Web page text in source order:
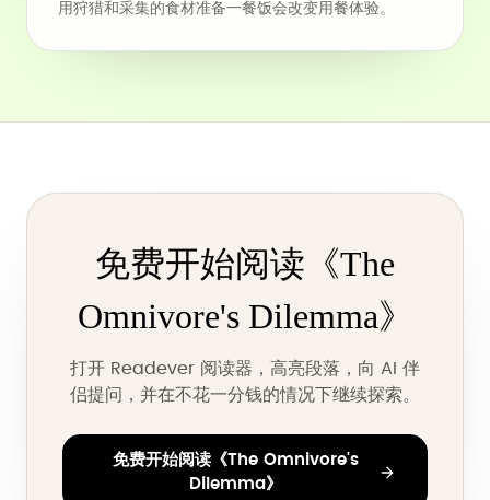
用狩猎和采集的食材准备一餐饭会改变用餐体验。
免费开始阅读《The
Omnivore's Dilemma》
打开 Readever 阅读器，高亮段落，向 AI 伴
侣提问，并在不花一分钱的情况下继续探索。
免费开始阅读《The Omnivore's
Dilemma》